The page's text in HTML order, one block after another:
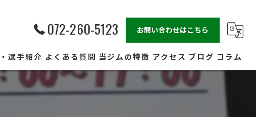
072-260-5123 お問い合わせはこちら
選手紹介 よくある質問 当ジムの特徴
ダイエット
アクセス ブログ コラム